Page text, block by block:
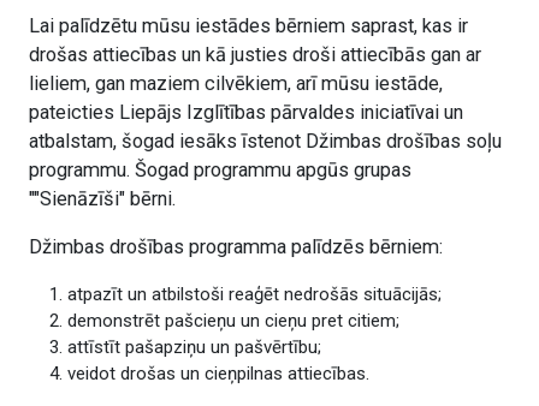
Lai palīdzētu mūsu iestādes bērniem saprast, kas ir
drošas attiecības un kā justies droši attiecībās gan ar
lieliem, gan maziem cilvēkiem, arī mūsu iestāde,
pateicties Liepājs Izglītības pārvaldes iniciatīvai un
atbalstam, šogad iesāks īstenot Džimbas drošības soļu
programmu. Šogad programmu apgūs grupas
""Sienāzīši" bērni.
Džimbas drošības programma palīdzēs bērniem:
atpazīt un atbilstoši reaģēt nedrošās situācijās;
demonstrēt pašcieņu un cieņu pret citiem;
attīstīt pašapziņu un pašvērtību;
veidot drošas un cieņpilnas attiecības.